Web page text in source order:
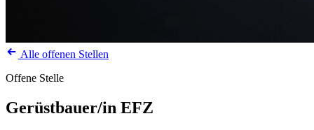
Alle offenen Stellen
Offene Stelle
Gerüstbauer/in EFZ